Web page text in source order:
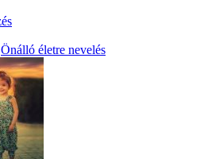
Önálló életre nevelés